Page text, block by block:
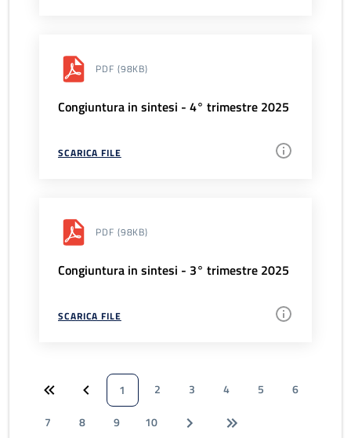
PDF (98KB)
Congiuntura in sintesi - 4° trimestre 2025
SCARICA FILE
PDF (98KB)
Congiuntura in sintesi - 3° trimestre 2025
SCARICA FILE
1 2 3 4 5
6
7
8 9 10